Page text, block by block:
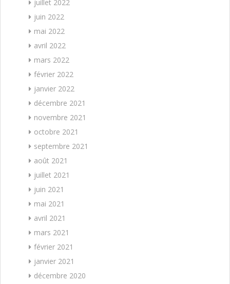
juillet 2022
juin 2022
mai 2022
avril 2022
mars 2022
février 2022
janvier 2022
décembre 2021
novembre 2021
octobre 2021
septembre 2021
août 2021
juillet 2021
juin 2021
mai 2021
avril 2021
mars 2021
février 2021
janvier 2021
décembre 2020